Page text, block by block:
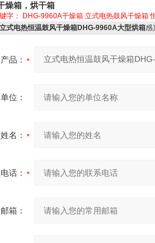
燥箱，烘干箱
字： DHG-9960A干燥箱 立式电热鼓风干燥箱
式电热恒温鼓风干燥箱DHG-9960A大型烘箱感
产品：
位：
名：
话：
箱：